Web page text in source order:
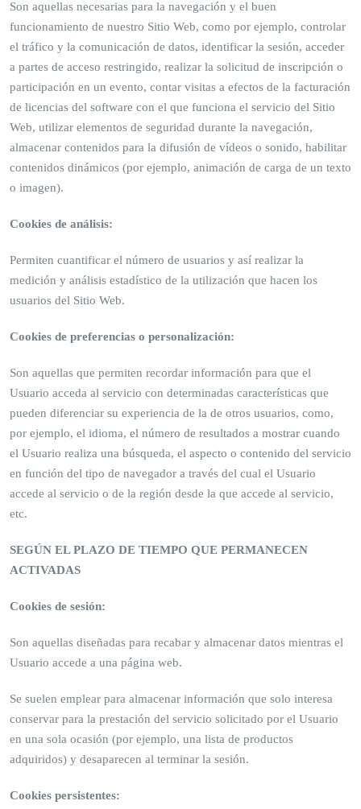
Son aquellas necesarias para la navegación y el buen
funcionamiento de nuestro Sitio Web, como por ejemplo, controlar
el tráfico y la comunicación de datos, identificar la sesión, acceder
a partes de acceso restringido, realizar la solicitud de inscripción o
participación en un evento, contar visitas a efectos de la facturación
de licencias del software con el que funciona el servicio del Sitio
Web, utilizar elementos de seguridad durante la navegación,
almacenar contenidos para la difusión de vídeos o sonido, habilitar
contenidos dinámicos (por ejemplo, animación de carga de un texto
o imagen).
Cookies de análisis:
Permiten cuantificar el número de usuarios y así realizar la
medición y análisis estadístico de la utilización que hacen los
usuarios del Sitio Web.
Cookies de preferencias o personalización:
Son aquellas que permiten recordar información para que el
Usuario acceda al servicio con determinadas características que
pueden diferenciar su experiencia de la de otros usuarios, como,
por ejemplo, el idioma, el número de resultados a mostrar cuando
el Usuario realiza una búsqueda, el aspecto o contenido del servicio
en función del tipo de navegador a través del cual el Usuario
accede al servicio o de la región desde la que accede al servicio,
etc.
SEGÚN EL PLAZO DE TIEMPO QUE PERMANECEN
ACTIVADAS
Cookies de sesión:
Son aquellas diseñadas para recabar y almacenar datos mientras el
Usuario accede a una página web.
Se suelen emplear para almacenar información que solo interesa
conservar para la prestación del servicio solicitado por el Usuario
en una sola ocasión (por ejemplo, una lista de productos
adquiridos) y desaparecen al terminar la sesión.
Cookies persistentes: